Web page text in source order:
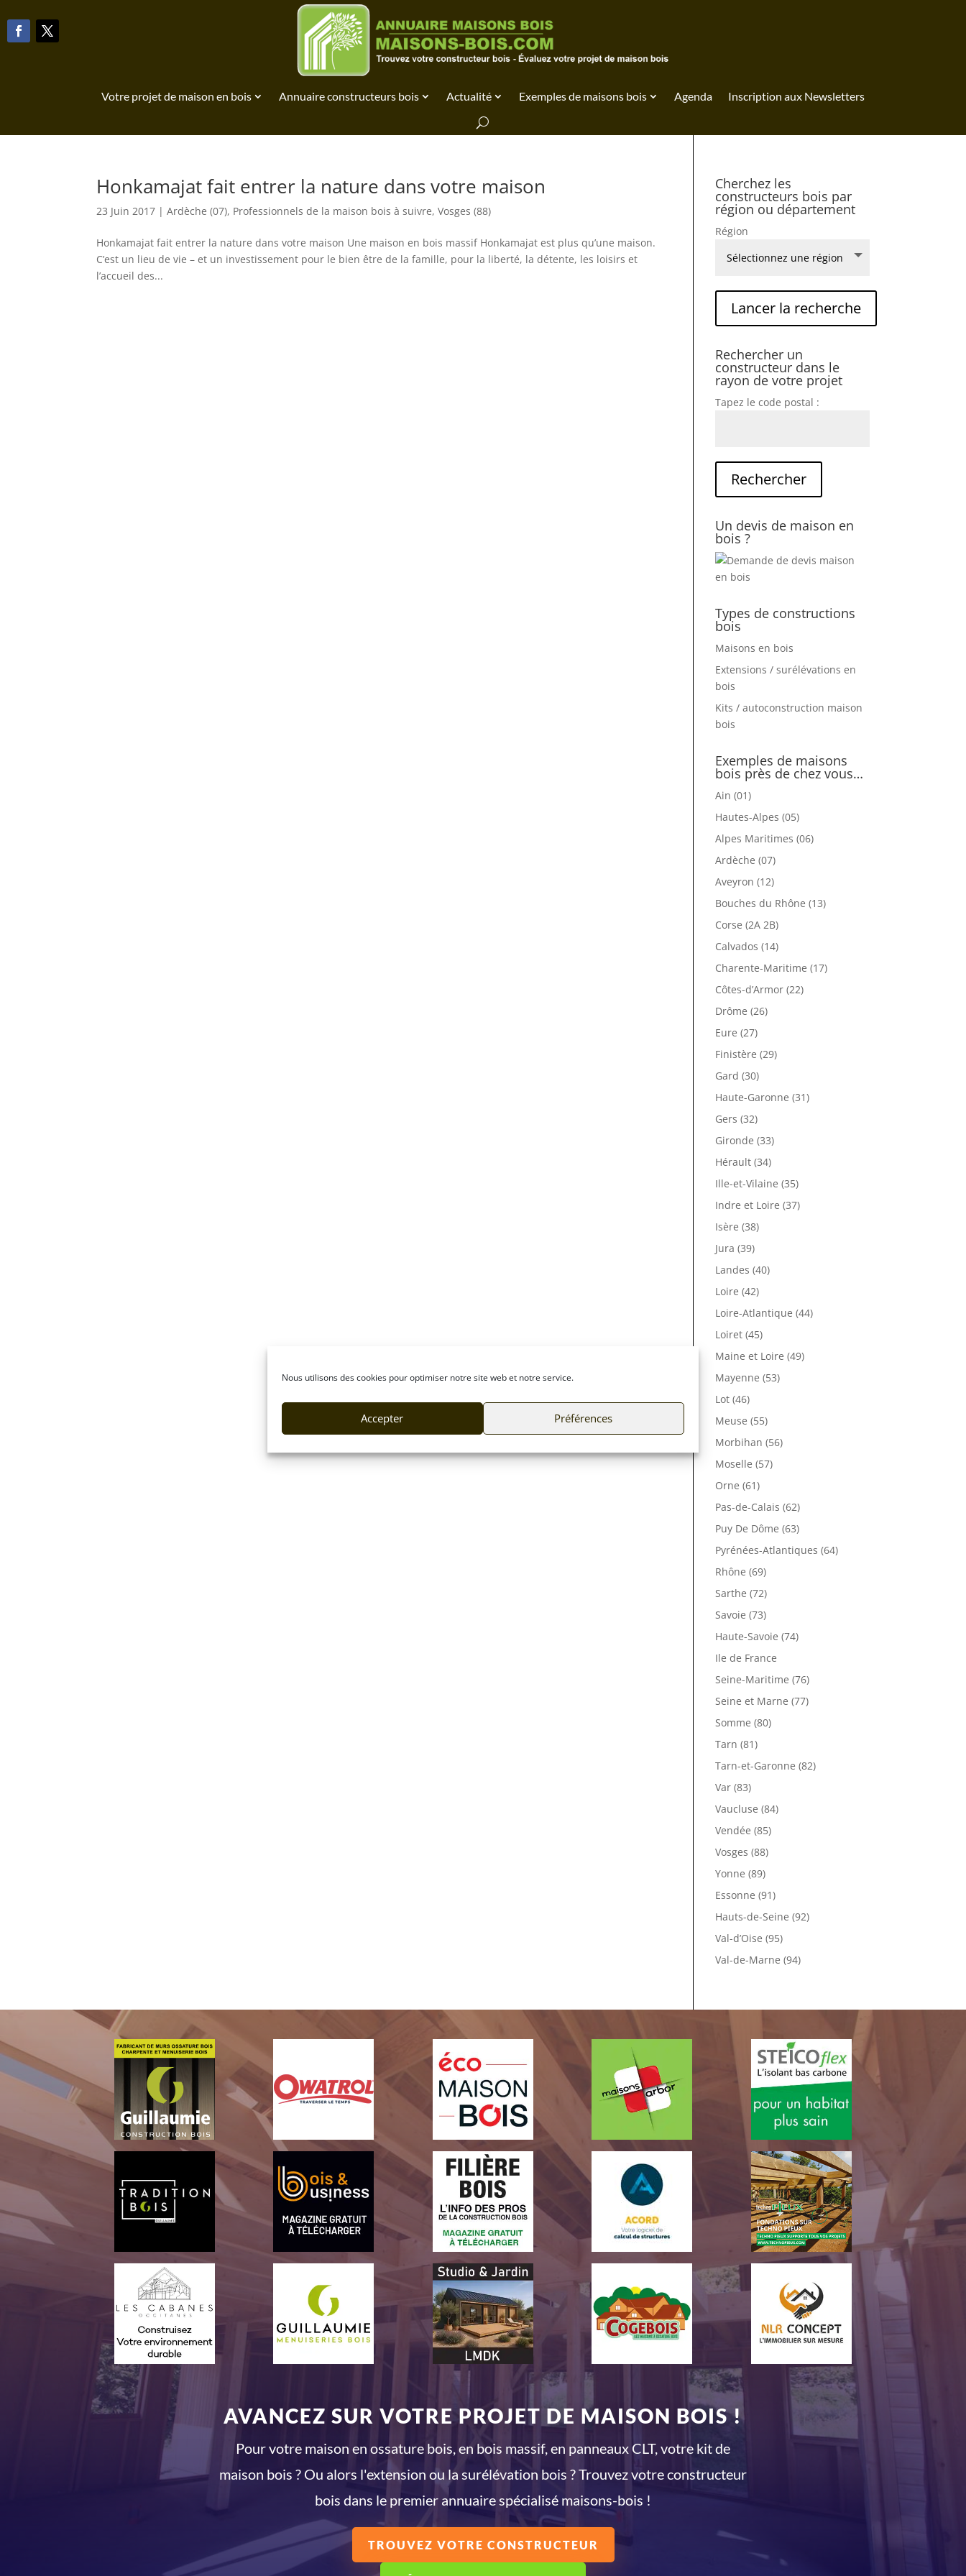
Nous utilisons des cookies pour optimiser notre site web et notre service.
Accepter Préférences
Votre projet de maison en bois Annuaire constructeurs bois Actualité Exemples de maisons bois Agenda Inscription aux Newsletters
Honkamajat fait entrer la nature dans votre maison
23 Juin 2017 |Ardèche (07), Professionnels de la maison bois à suivre,Vosges (88)
Honkamajat fait entrer la nature dans votre maison Une maison en bois massif Honkamajat est plus qu’une maison.
C’est un lieu de vie – et un investissement pour le bien être de la famille, pour la liberté, la détente, les loisirs et
l’accueil des...
Cherchez les
constructeurs bois par
région ou département
Région
Rechercher un
constructeur dans le
rayon de votre projet
Tapez le code postal :
Un devis de maison en
bois ?
Types de constructions
bois
Maisons en bois
Extensions / surélévations en
bois
Kits / autoconstruction maison
bois
Exemples de maisons
bois près de chez vous…
Ain (01)
Hautes-Alpes (05)
Alpes Maritimes (06)
Ardèche (07)
Aveyron (12)
Bouches du Rhône (13)
Corse (2A 2B)
Calvados (14)
Charente-Maritime (17)
Côtes-d’Armor (22)
Drôme (26)
Eure (27)
Finistère (29)
Gard (30)
Haute-Garonne (31)
Gers (32)
Gironde (33)
Hérault (34)
Ille-et-Vilaine (35)
Indre et Loire (37)
Isère (38)
Jura (39)
Landes (40)
Loire (42)
Loire-Atlantique (44)
Loiret (45)
Maine et Loire (49)
Mayenne (53)
Lot (46)
Meuse (55)
Morbihan (56)
Moselle (57)
Orne (61)
Pas-de-Calais (62)
Puy De Dôme (63)
Pyrénées-Atlantiques (64)
Rhône (69)
Sarthe (72)
Savoie (73)
Haute-Savoie (74)
Ile de France
Seine-Maritime (76)
Seine et Marne (77)
Somme (80)
Tarn (81)
Tarn-et-Garonne (82)
Var (83)
Vaucluse (84)
Vendée (85)
Vosges (88)
Yonne (89)
Essonne (91)
Hauts-de-Seine (92)
Val-d’Oise (95)
Val-de-Marne (94)
AVANCEZ SUR VOTRE PROJET DE MAISON BOIS !
Pour votre maison en ossature bois, en bois massif, en panneaux CLT, votre kit de
maison bois ? Ou alors l'extension ou la surélévation bois ? Trouvez votre constructeur
bois dans le premier annuaire spécialisé maisons-bois !
TROUVEZ VOTRE CONSTRUCTEUR